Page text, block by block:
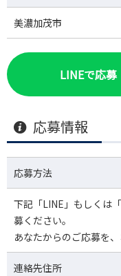
美濃加茂市
LINEで応募
応募情報
応募方法
下記「LINE」もしくは
募ください。
あなたからのご応募を
連絡先住所